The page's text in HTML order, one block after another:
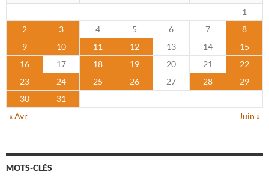
1
2
3 4 5 6 7
8
9
10 11 12 13 14
15
16
17 18 19 20 21
22
23
24 25 26 27 28
29
30
31
« Avr
Juin »
MOTS-CLÉS